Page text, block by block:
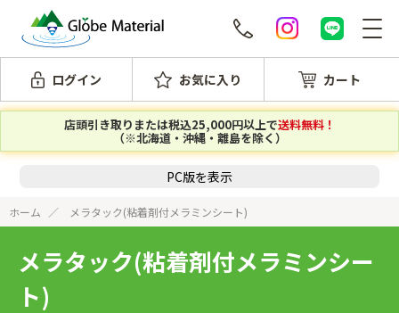
ログイン お気に入り カート
店頭引き取りまたは税込25,000円以上で送料無料！
（※北海道・沖縄・離島を除く）
PC版を表示
ホーム メラタック(粘着剤付メラミンシート)
メラタック(粘着剤付メラミンシー
ト)